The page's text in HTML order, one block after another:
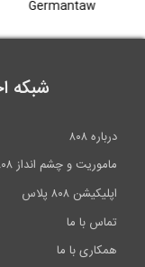
Germantaw
شبکه
درباره ۸۰۸
ماموریت و چشم انداز ۸۰۸
اپلیکیشن ۸۰۸ پلاس
تماس با ما
همکاری با ما